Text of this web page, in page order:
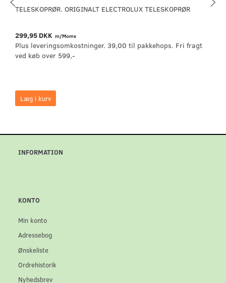
TELESKOPRØR. ORIGINALT ELECTROLUX TELESKOPRØR
299,95 DKK m/Moms
Plus leveringsomkostninger. 39,00 til pakkehops. Fri fragt
ved køb over 599,-
Læg i kurv
INFORMATION
KONTO
Min konto
Adressebog
Ønskeliste
Ordrehistorik
Nyhedsbrev